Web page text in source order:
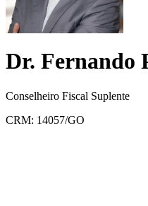
Dr. Fernando
Conselheiro Fiscal Suplente
CRM: 14057/GO